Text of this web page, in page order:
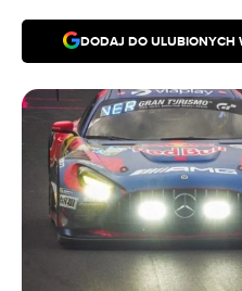
DODAJ DO ULUBIONYCH